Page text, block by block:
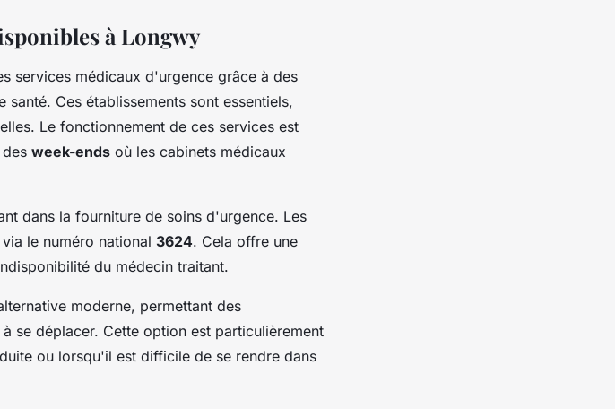
à Longwy
services médicaux d'urgence grâce à des
Ces établissements sont essentiels,
Le fonctionnement de ces services est
week-ends où les cabinets médicaux
dans la fourniture de soins d'urgence. Les
le numéro national 3624. Cela offre une
du médecin traitant.
moderne, permettant des
se déplacer. Cette option est particulièrement
ou lorsqu'il est difficile de se rendre dans